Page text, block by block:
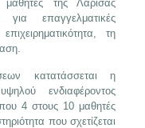
της Λάρισας
για επαγγελματικές
τη
κατατάσσεται η
ενδιαφέροντος
4 στους 10 μαθητές
που σχετίζεται